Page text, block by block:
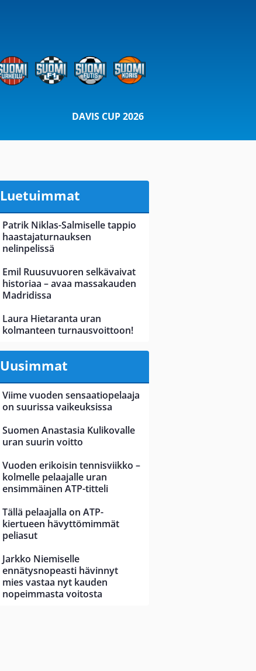
DAVIS CUP 2026
Luetuimmat
Patrik Niklas-Salmiselle tappio
haastajaturnauksen
nelinpelissä
Emil Ruusuvuoren selkävaivat
historiaa – avaa massakauden
Madridissa
Laura Hietaranta uran
kolmanteen turnausvoittoon!
Uusimmat
Viime vuoden sensaatiopelaaja
on suurissa vaikeuksissa
Suomen Anastasia Kulikovalle
uran suurin voitto
Vuoden erikoisin tennisviikko –
kolmelle pelaajalle uran
ensimmäinen ATP-titteli
Tällä pelaajalla on ATP-
kiertueen hävyttömimmät
peliasut
Jarkko Niemiselle
ennätysnopeasti hävinnyt
mies vastaa nyt kauden
nopeimmasta voitosta